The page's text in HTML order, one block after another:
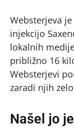
Websterjeva
injekcijo
lokalnih
približno 16
Websterjevi
zaradi njih
Našel jo